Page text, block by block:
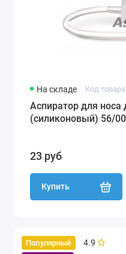
На складе Код
Аспиратор для носа
(силиконовый) 56/
23 руб
Купить
Популярный
4.9